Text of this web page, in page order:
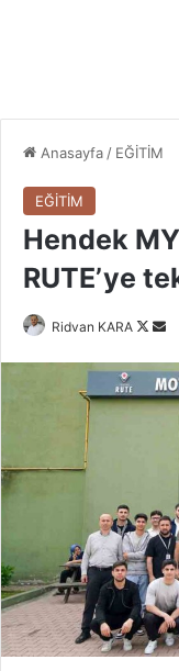
Anasayfa / EĞİTİM
EĞİTİM
Hendek
RUTE’ye
Ridvan KARA
X
Bir